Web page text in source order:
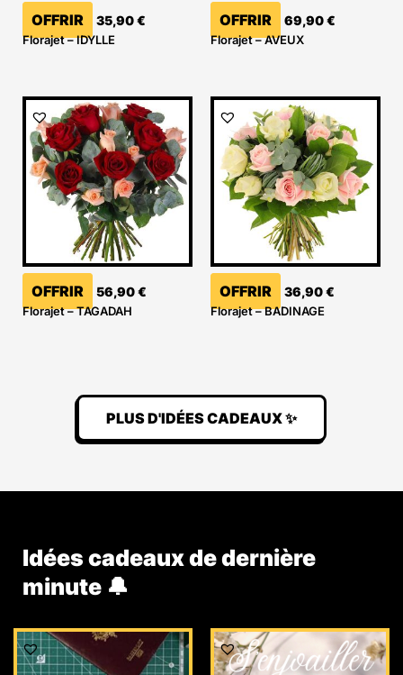
OFFRIR 35,90€
Florajet – IDYLLE
OFFRIR 69,90€
Florajet – AVEUX
OFFRIR 56,90€
Florajet – TAGADAH
OFFRIR 36,90€
Florajet – BADINAGE
PLUS D'IDÉES CADEAUX ✨
Idées cadeaux de dernière
minute 🔔